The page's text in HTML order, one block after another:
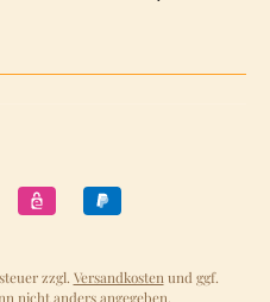
zzgl. Versandkosten und ggf.
nicht anders angegeben.